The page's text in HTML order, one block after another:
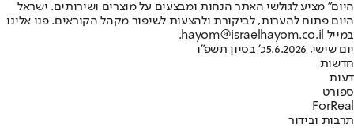
היום" מציע לגולשי האתר הנחות ומבצעים על מוצרים ושירותים. ישראל
היום פתוח להערות, לביקורת ולהצעות לשיפור מקהל הקוראים. פנו אלינו
במייל hayom@israelhayom.co.il.
יום שישי, 5.6.2026
כ' בסיון תשפ"ו
חדשות
דעות
ספורט
ForReal
תרבות ובידור